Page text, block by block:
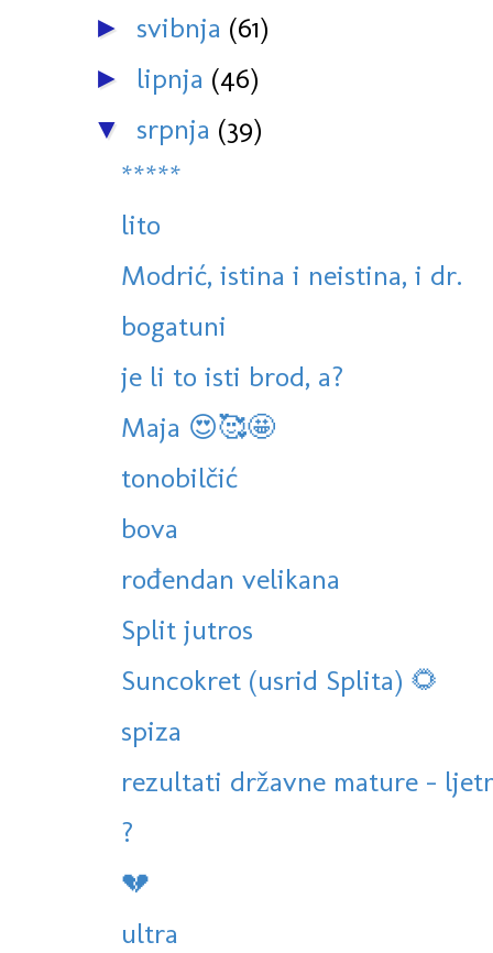
► svibnja (61)
► lipnja (46)
▼ srpnja (39)
*****
lito
Modrić, istina i neistina, i dr.
bogatuni
je li to isti brod, a?
Maja 😍🥰🤩
tonobilčić
bova
rođendan velikana
Split jutros
Suncokret (usrid Splita) 🌻
spiza
rezultati državne mature -
?
💔
ultra